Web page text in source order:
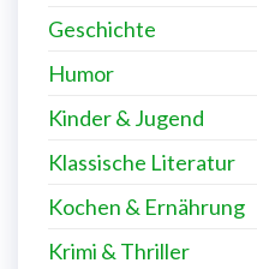
Geschichte
Humor
Kinder & Jugend
Klassische Literatur
Kochen & Ernährung
Krimi & Thriller